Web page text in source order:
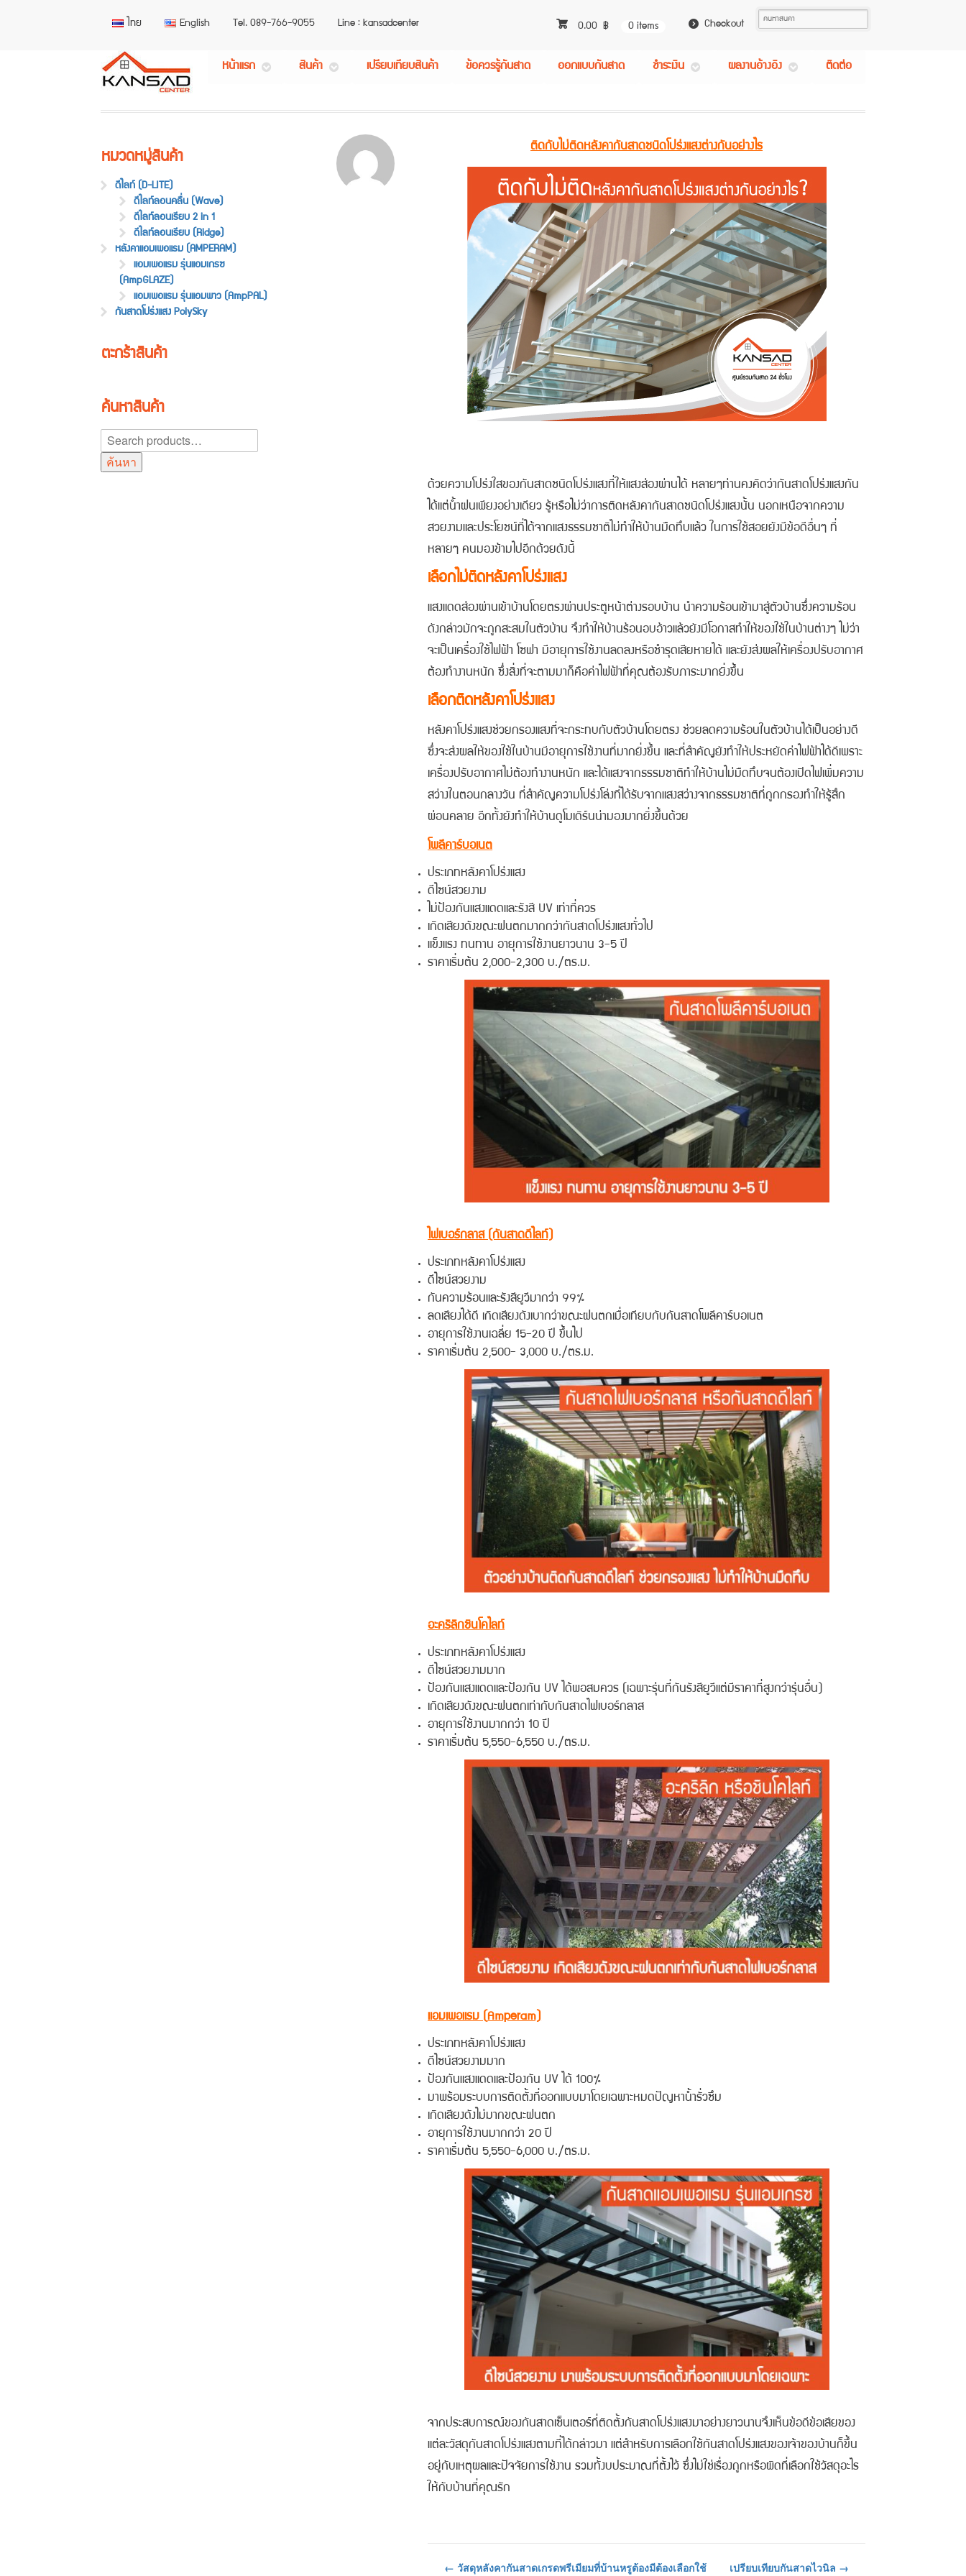
ไทย English Tel. 089-766-9055 Line : kansadcenter 0.00 ฿ 0 items Checkout
หน้าแรก สินค้า เปรียบเทียบสินค้า ข้อควรรู้กันสาด ออกแบบกันสาด ชำระเงิน ผลงานอ้างอิง ติดต่อ
ติดกับไม่ติดหลังคากันสาดชนิดโปร่งแสงต่างกันอย่างไร
ด้วยความโปร่งใสของกันสาดชนิดโปร่งแสงที่ให้แสงส่องผ่านได้ หลายๆท่านคงคิดว่ากันสาดโปร่งแสงกัน
ได้แต่น้ำฝนเพียงอย่างเดียว รู้หรือไม่ว่าการติดหลังคากันสาดชนิดโปร่งแสงนั้น นอกเหนือจากความ
สวยงามและประโยชน์ที่ได้จากแสงธรรมชาติไม่ทำให้บ้านมืดทึบแล้ว ในการใช้สอยยังมีข้อดีอื่นๆ ที่
หลายๆ คนมองข้ามไปอีกด้วยดังนี้
เลือกไม่ติดหลังคาโปร่งแสง
แสงแดดส่องผ่านเข้าบ้านโดยตรงผ่านประตูหน้าต่างรอบบ้าน นำความร้อนเข้ามาสู่ตัวบ้านซึ่งความร้อน
ดังกล่าวมักจะถูกสะสมในตัวบ้าน จึงทำให้บ้านร้อนอบอ้าวแล้วยังมีโอกาสทำให้ของใช้ในบ้านต่างๆ ไม่ว่า
จะเป็นเครื่องใช้ไฟฟ้า โซฟา มีอายุการใช้งานลดลงหรือชำรุดเสียหายได้ และยังส่งผลให้เครื่องปรับอากาศ
ต้องทำงานหนัก ซึ่งสิ่งที่จะตามมาก็คือค่าไฟฟ้าที่คุณต้องรับภาระมากยิ่งขึ้น
เลือกติดหลังคาโปร่งแสง
หลังคาโปร่งแสงช่วยกรองแสงที่จะกระทบกับตัวบ้านโดยตรง ช่วยลดความร้อนในตัวบ้านได้เป็นอย่างดี
ซึ่งจะส่งผลให้ของใช้ในบ้านมีอายุการใช้งานที่มากยิ่งขึ้น และที่สำคัญยังทำให้ประหยัดค่าไฟฟ้าได้ดีเพราะ
เครื่องปรับอากาศไม่ต้องทำงานหนัก และได้แสงจากธรรมชาติทำให้บ้านไม่มืดทึบจนต้องเปิดไฟเพิ่มความ
สว่างในตอนกลางวัน ที่สำคัญความโปร่งโล่งที่ได้รับจากแสงสว่างจากธรรมชาติที่ถูกกรองทำให้รู้สึก
ผ่อนคลาย อีกทั้งยังทำให้บ้านดูโมเดิร์นน่ามองมากยิ่งขึ้นด้วย
โพลีคาร์บอเนต
ประเภทหลังคาโปร่งแสง
ดีไซน์สวยงาม
ไม่ป้องกันแสงแดดและรังสี UV เท่าที่ควร
เกิดเสียงดังขณะฝนตกมากกว่ากันสาดโปร่งแสงทั่วไป
แข็งแรง ทนทาน อายุการใช้งานยาวนาน 3-5 ปี
ราคาเริ่มต้น 2,000-2,300 บ./ตร.ม.
ไฟเบอร์กลาส (กันสาดดีไลท์)
ประเภทหลังคาโปร่งแสง
ดีไซน์สวยงาม
กันความร้อนและรังสียูวีมากว่า 99%
ลดเสียงได้ดี เกิดเสียงดังเบากว่าขณะฝนตกเมื่อเทียบกับกันสาดโพลีคาร์บอเนต
อายุการใช้งานเฉลี่ย 15-20 ปี ขึ้นไป
ราคาเริ่มต้น 2,500- 3,000 บ./ตร.ม.
อะคริลิกชินโคไลท์
ประเภทหลังคาโปร่งแสง
ดีไซน์สวยงามมาก
ป้องกันแสงแดดและป้องกัน UV ได้พอสมควร (เฉพาะรุ่นที่กันรังสียูวีแต่มีราคาที่สูงกว่ารุ่นอื่น)
เกิดเสียงดังขณะฝนตกเท่ากับกันสาดไฟเบอร์กลาส
อายุการใช้งานมากกว่า 10 ปี
ราคาเริ่มต้น 5,550-6,550 บ./ตร.ม.
แอมเพอแรม ( Amperam)
ประเภทหลังคาโปร่งแสง
ดีไซน์สวยงามมาก
ป้องกันแสงแดดและป้องกัน UV ได้ 100%
มาพร้อมระบบการติดตั้งที่ออกแบบมาโดยเฉพาะหมดปัญหาน้ำรั่วซึม
เกิดเสียงดังไม่มากขณะฝนตก
อายุการใช้งานมากกว่า 20 ปี
ราคาเริ่มต้น 5,550-6,000 บ./ตร.ม.
จากประสบการณ์ของกันสาดเซ็นเตอร์ที่ติดตั้งกันสาดโปร่งแสงมาอย่างยาวนานจึงเห็นข้อดีข้อเสียของ
แต่ละวัสดุกันสาดโปร่งแสงตามที่ได้กล่าวมา แต่สำหรับการเลือกใช้กันสาดโปร่งแสงของเจ้าของบ้านก็ขึ้น
อยู่กับเหตุผลและปัจจัยการใช้งาน รวมทั้งบประมาณที่ตั้งไว้ ซึ่งไม่ใช่เรื่องถูกหรือผิดที่เลือกใช้วัสดุอะไร
ให้กับบ้านที่คุณรัก
← วัสดุหลังคากันสาดเกรดพรีเมียมที่บ้านหรูต้องมีต้องเลือกใช้ เปรียบเทียบกันสาดไวนิล →
หมวดหมู่สินค้า
ดีไลท์ (D-LITE)
ดีไลท์ลอนคลื่น (Wave)
ดีไลท์ลอนเรียบ 2 in 1
ดีไลท์ลอนเรียบ (Ridge)
หลังคาแอมเพอแรม (AMPERAM)
แอมเพอแรม รุ่นแอมเกรซ
(AmpGLAZE)
แอมเพอแรม รุ่นแอมพาว (AmpPAL)
กันสาดโปร่งแสง PolySky
ตะกร้าสินค้า
ค้นหาสินค้า
ค้นหา